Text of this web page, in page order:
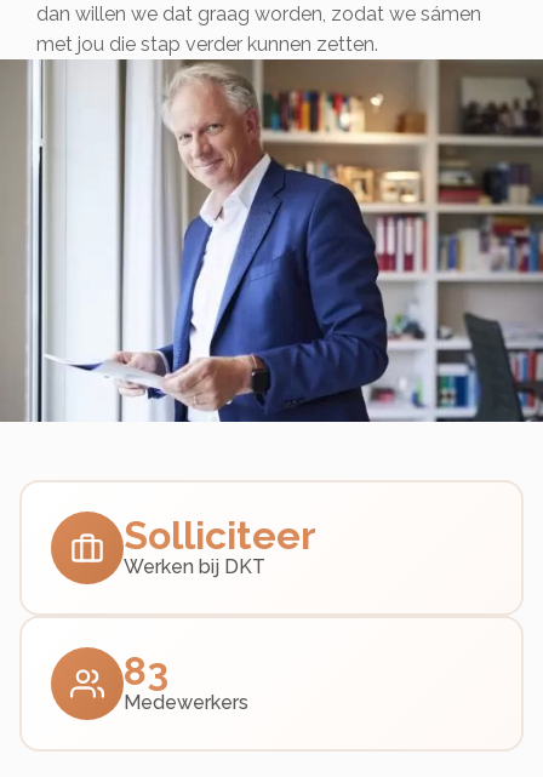
dan willen we dat graag worden, zodat we sámen
met jou die stap verder kunnen zetten.
Solliciteer
Werken bij DKT
83
Medewerkers